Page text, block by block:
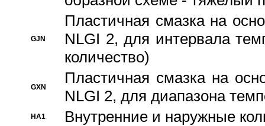
GJN
Пластичная смазка на
NLGI 2, для интервала
количество)
GXN
Пластичная смазка на
NLGI 2, для диапазона
HA1 Внутренние и наружные